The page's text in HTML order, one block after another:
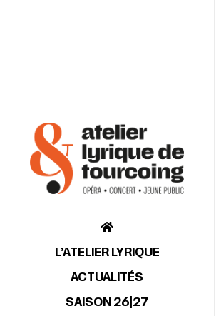
L’ATELIER LYRIQUE
ACTUALITÉS
SAISON 26|27